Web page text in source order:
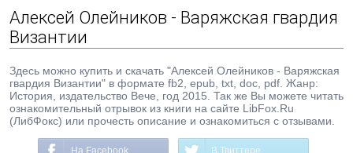
Алексей Олейников - Варяжская гвардия
Византии
Здесь можно купить и скачать "Алексей Олейников - Варяжская
гвардия Византии" в формате fb2, epub, txt, doc, pdf. Жанр:
История, издательство Вече, год 2015. Так же Вы можете читать
ознакомительный отрывок из книги на сайте LibFox.Ru
(ЛибФокс) или прочесть описание и ознакомиться с отзывами.
На Facebook В Твиттере